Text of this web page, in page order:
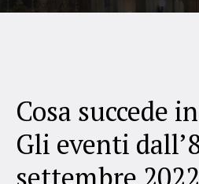
Cosa succede
Gli eventi